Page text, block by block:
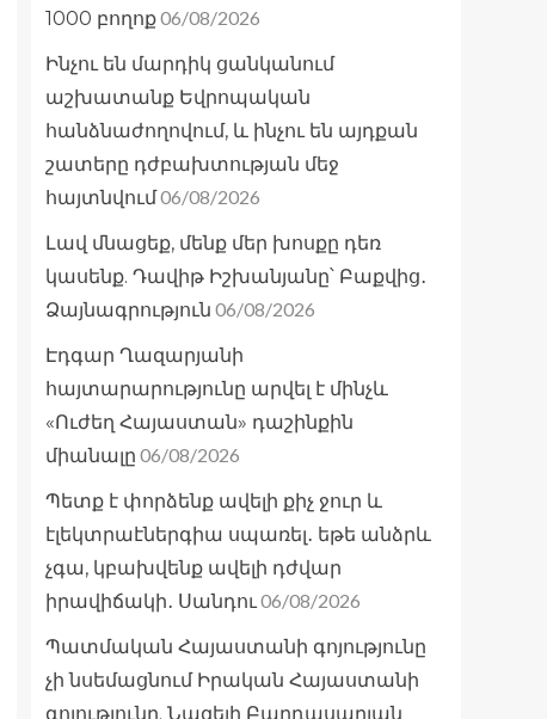
1000 բողոք06/08/2026
Ինչու են մարդիկ ցանկանում
աշխատանք Եվրոպական
հանձնաժողովում, և ինչու են այդքան
շատերը դժբախտության մեջ
հայտնվում06/08/2026
Լավ մնացեք, մենք մեր խոսքը դեռ
կասենք. Դավիթ Իշխանյանը՝ Բաքվից․
Ձայնագրություն 06/08/2026
Էդգար Ղազարյանի
հայտարարությունը արվել է մինչև
«Ուժեղ Հայաստան» դաշինքին
միանալը 06/08/2026
Պետք է փորձենք ավելի քիչ ջուր և
էլեկտրաէներգիա սպառել․ եթե անձրև
չգա, կբախվենք ավելի դժվար
իրավիճակի․ Սանդու06/08/2026
Պատմական Հայաստանի գոյությունը
չի նսեմացնում Իրական Հայաստանի
գոյությունը. Նազելի Բաղդասարյան